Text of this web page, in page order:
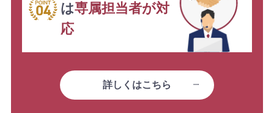
は専属担当者が対
応
詳しくはこちら